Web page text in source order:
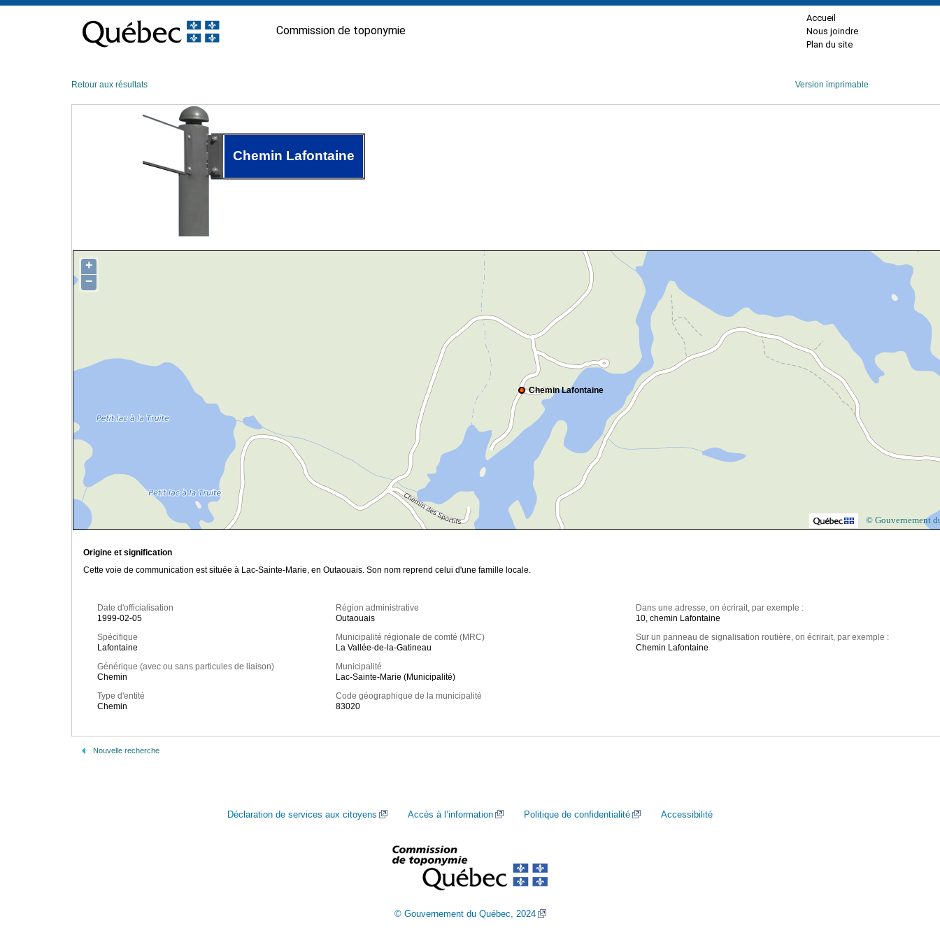
contenu
Commission de toponymie
Accueil
Nous joindre
Plan du site
Retour aux résultats Version imprimable
Chemin Lafontaine
Chemin Lafontaine
+
−
© Gouvernement
Origine et signification
Cette voie de communication est située à Lac-Sainte-Marie, en Outaouais. Son nom reprend celui d'une famille locale.
Date d'officialisation
1999-02-05
Spécifique
Lafontaine
Générique (avec ou sans particules de liaison)
Chemin
Type d'entité
Chemin
Région administrative
Outaouais
Municipalité régionale de comté (MRC)
La Vallée-de-la-Gatineau
Municipalité
Lac-Sainte-Marie (Municipalité)
Code géographique de la municipalité
83020
Dans une adresse, on écrirait, par exemple :
10, chemin Lafontaine
Sur un panneau de signalisation routière, on écrirait, par exemple :
Chemin Lafontaine
Nouvelle recherche
Déclaration de services aux citoyens Accès à l’information Politique de confidentialité Accessibilité
© Gouvernement du Québec, 2024